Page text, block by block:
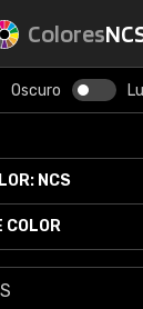
Colores
Oscuro
NCS
COLOR